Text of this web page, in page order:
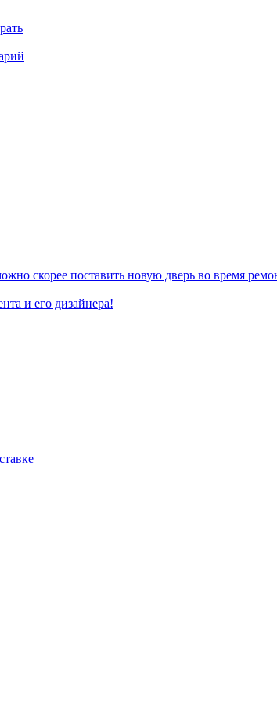
скорее поставить новую дверь во время
и его дизайнера!